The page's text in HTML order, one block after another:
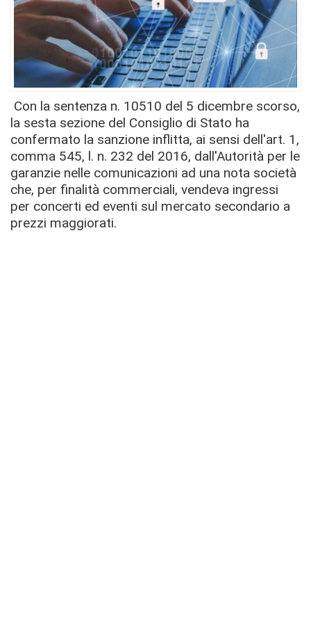
Con la sentenza n. 10510 del 5 dicembre scorso,
la sesta sezione del Consiglio di Stato ha
confermato la sanzione inflitta, ai sensi dell'art. 1,
comma 545, l. n. 232 del 2016, dall'Autorità per le
garanzie nelle comunicazioni ad una nota società
che, per finalità commerciali, vendeva ingressi
per concerti ed eventi sul mercato secondario a
prezzi maggiorati.